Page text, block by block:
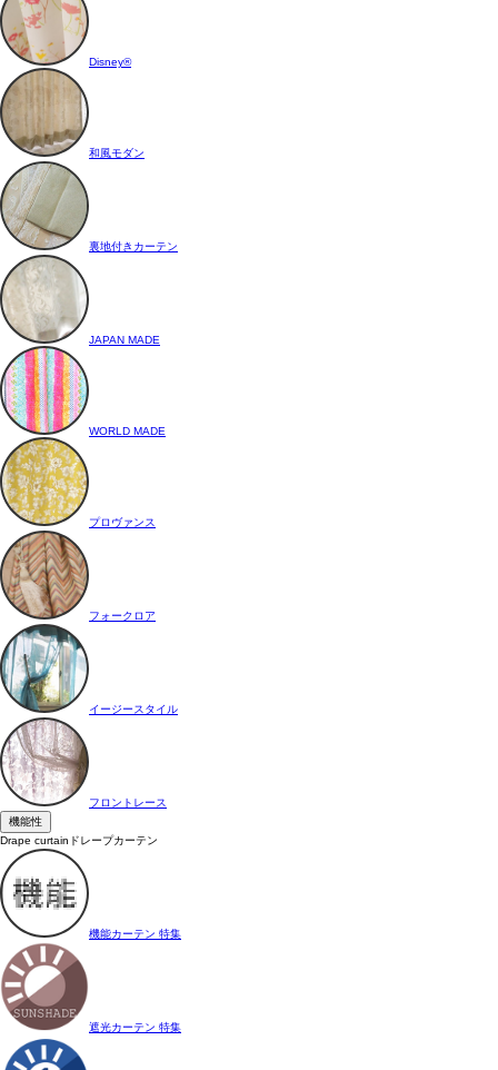
Disney®
和風モダン
裏地付きカーテン
JAPAN MADE
WORLD MADE
プロヴァンス
フォークロア
イージースタイル
フロントレース
機能性
Drape curtain ドレープカーテン
機能カーテン 特集
遮光カーテン 特集